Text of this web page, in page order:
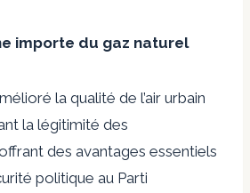
importe du gaz naturel
la qualité de l’air urbain
la légitimité des
des avantages essentiels
politique au Parti